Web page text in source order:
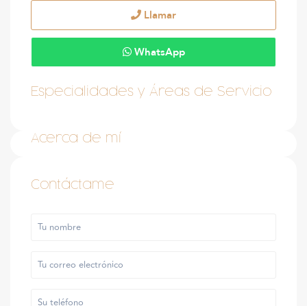
Llamar
WhatsApp
Especialidades y Áreas de Servicio
Acerca de mí
Contáctame